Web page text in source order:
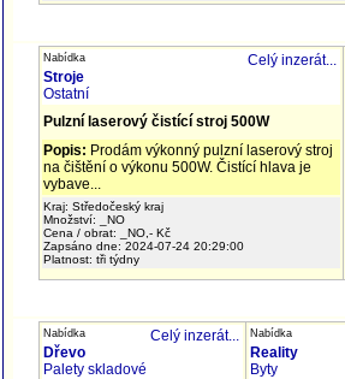
Nabídka
Celý inzerát...
Stroje
Ostatní
Pulzní laserový čistící stroj 500W
Popis: Prodám výkonný pulzní laserový stroj
na čištění o výkonu 500W. Čistící hlava je
vybave...
Kraj: Středočeský kraj
Množství: _NO
Cena / obrat: _NO,- Kč
Zapsáno dne: 2024-07-24 20:29:00
Platnost: tři týdny
Nabídka
Celý inzerát...
Dřevo
Palety skladové
Nabídka
Reality
Byty